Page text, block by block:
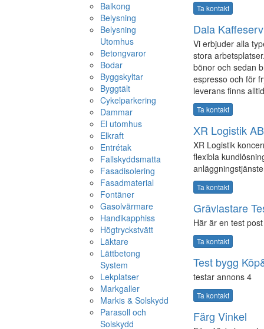
Balkong
Belysning
Belysning
Utomhus
Betongvaror
Bodar
Byggskyltar
Byggtält
Cykelparkering
Dammar
El utomhus
Elkraft
Entrétak
Fallskyddsmatta
Fasadisolering
Fasadmaterial
Fontäner
Gasolvärmare
Handikapphiss
Högtryckstvätt
Läktare
Lättbetong
System
Lekplatser
Markgaller
Markis & Solskydd
Parasoll och
Solskydd
Ta kontakt
Dala
Vi erbjuder alla
stora
bönor och sedan
espresso och för
leverans finns
Ta kontakt
XR Logistik AB
XR Logistik
flexibla
Ta kontakt
Grävlastare
Här är en test
Ta kontakt
Test bygg
testar annons 4
Ta kontakt
Färg Vinkel